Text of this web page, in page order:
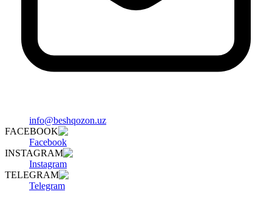
info@beshqozon.uz
FACEBOOK
Facebook
INSTAGRAM
Instagram
TELEGRAM
Telegram